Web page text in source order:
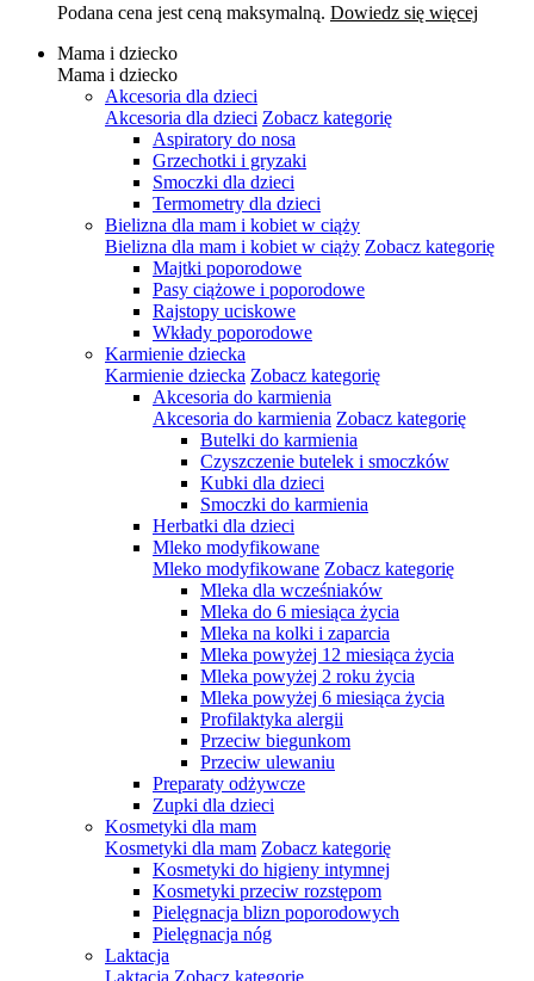
Podana cena jest ceną maksymalną. Dowiedz się więcej
Mama i dziecko
Mama i dziecko
Akcesoria dla dzieci
Akcesoria dla dzieci Zobacz kategorię
Aspiratory do nosa
Grzechotki i gryzaki
Smoczki dla dzieci
Termometry dla dzieci
Bielizna dla mam i kobiet w ciąży
Bielizna dla mam i kobiet w ciąży Zobacz kategorię
Majtki poporodowe
Pasy ciążowe i poporodowe
Rajstopy uciskowe
Wkłady poporodowe
Karmienie dziecka
Karmienie dziecka Zobacz kategorię
Akcesoria do karmienia
Akcesoria do karmienia Zobacz kategorię
Butelki do karmienia
Czyszczenie butelek i smoczków
Kubki dla dzieci
Smoczki do karmienia
Herbatki dla dzieci
Mleko modyfikowane
Mleko modyfikowane Zobacz kategorię
Mleka dla wcześniaków
Mleka do 6 miesiąca życia
Mleka na kolki i zaparcia
Mleka powyżej 12 miesiąca życia
Mleka powyżej 2 roku życia
Mleka powyżej 6 miesiąca życia
Profilaktyka alergii
Przeciw biegunkom
Przeciw ulewaniu
Preparaty odżywcze
Zupki dla dzieci
Kosmetyki dla mam
Kosmetyki dla mam Zobacz kategorię
Kosmetyki do higieny intymnej
Kosmetyki przeciw rozstępom
Pielęgnacja blizn poporodowych
Pielęgnacja nóg
Laktacja
Laktacja Zobacz kategorię